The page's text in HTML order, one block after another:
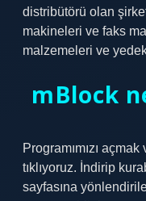
distribütörü olan
makineleri ve faks
malzemeleri ve
mBlock
Programımızı
tıklıyoruz. İndirip
sayfasına